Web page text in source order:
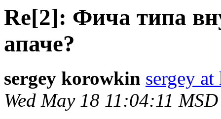
Re[2]: Фича типа
апаче?
sergey korowkin sergey
Wed May 18 11:04:11